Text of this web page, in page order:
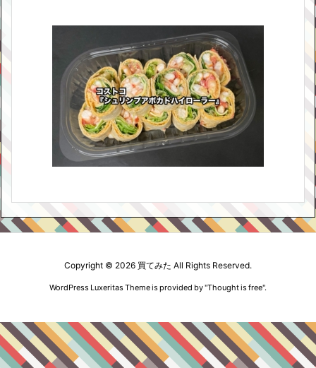
Copyright © 2026 買てみた All Rights Reserved.
WordPress Luxeritas Theme is provided by "Thought is free".